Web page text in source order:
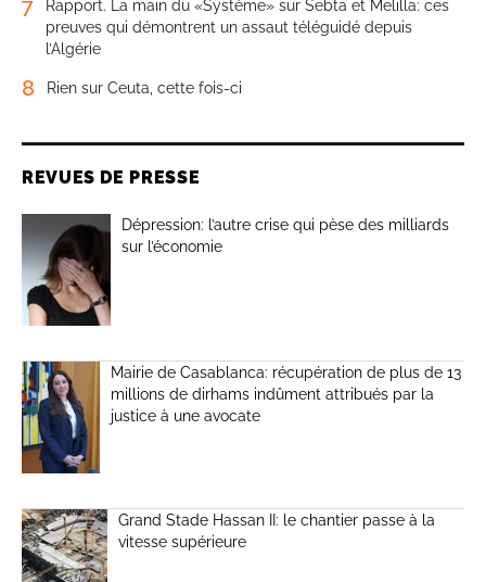
7
Rapport. La main du «Système» sur Sebta et Melilla: ces
preuves qui démontrent un assaut téléguidé depuis
l’Algérie
8 Rien sur Ceuta, cette fois-ci
REVUES DE PRESSE
Dépression: l’autre crise qui pèse des milliards
sur l’économie
Mairie de Casablanca: récupération de plus de 13
millions de dirhams indûment attribués par la
justice à une avocate
Grand Stade Hassan II: le chantier passe à la
vitesse supérieure